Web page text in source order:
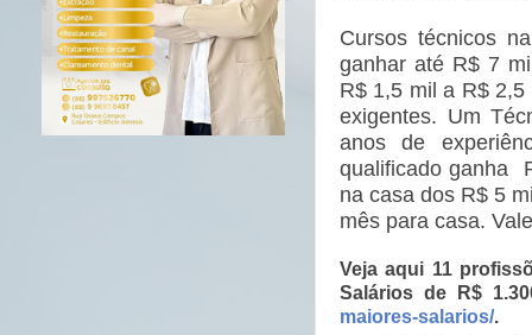
Cursos técnicos
ganhar até R$ 7
R$ 1,5 mil a R$
exigentes. Um
anos de
qualificado ganha
na casa dos R$ 5
mês para casa.
Veja aqui 11
Salários de R$
maiores-salarios/.